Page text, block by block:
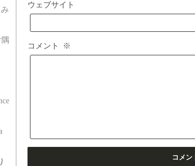
ウェブサイト
コメント ※